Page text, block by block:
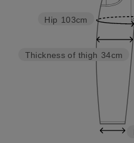
Thickness of thigh 34cm
Hip 103cm